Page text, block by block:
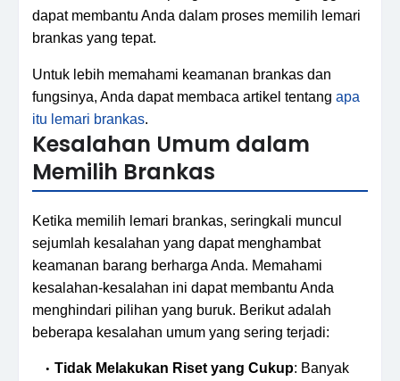
dapat membantu Anda dalam proses memilih lemari
brankas yang tepat.
Untuk lebih memahami keamanan brankas dan
fungsinya, Anda dapat membaca artikel tentang apa
itu lemari brankas.
Kesalahan Umum dalam
Memilih Brankas
Ketika memilih lemari brankas, seringkali muncul
sejumlah kesalahan yang dapat menghambat
keamanan barang berharga Anda. Memahami
kesalahan-kesalahan ini dapat membantu Anda
menghindari pilihan yang buruk. Berikut adalah
beberapa kesalahan umum yang sering terjadi:
Tidak Melakukan Riset yang Cukup: Banyak